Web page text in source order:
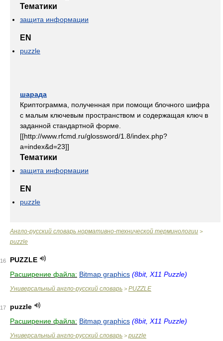
Тематики
защита информации
EN
puzzle
шарада
Криптограмма, полученная при помощи блочного шифра
с малым ключевым пространством и содержащая ключ в
заданной стандартной форме.
[[http://www.rfcmd.ru/glossword/1.8/index.php?
a=index&d=23]]
Тематики
защита информации
EN
puzzle
Англо-русский словарь нормативно-технической терминологии >
puzzle
16
PUZZLE
Расширение файла: Bitmap graphics (8bit, X11 Puzzle)
Универсальный англо-русский словарь > PUZZLE
17
puzzle
Расширение файла: Bitmap graphics (8bit, X11 Puzzle)
Универсальный англо-русский словарь > puzzle